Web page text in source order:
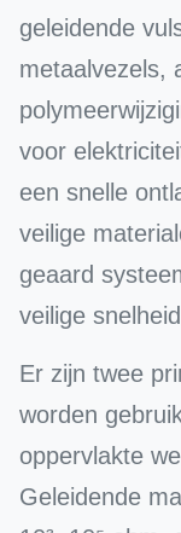
geleidende
metaalvezels,
voor
een snelle
veilige
geaard
veilige
Er zijn twee
worden
oppervlakte
Geleidende